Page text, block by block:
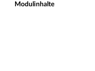
Modulinhalte